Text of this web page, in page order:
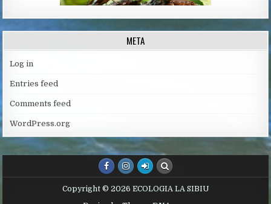
META
Log in
Entries feed
Comments feed
WordPress.org
Copyright © 2026 ECOLOGIA LA SIBIU